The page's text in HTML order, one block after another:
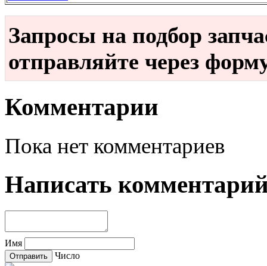
Запросы на подбор
отправляйте через
Комментарии
Пока нет комментариев
Написать
Имя
Число